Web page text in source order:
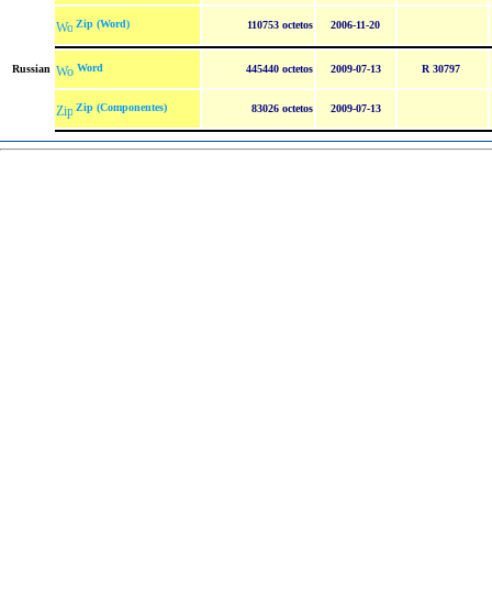
Zip (Word) 110753 octetos 2006-11-20
Russian Word 445440 octetos 2009-07-13 R 30797
Zip (Componentes) 83026 octetos 2009-07-13